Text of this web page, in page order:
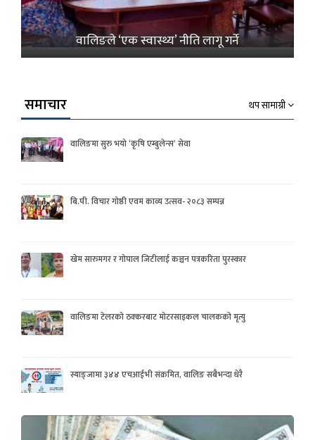
वालिङले ‘एक स्वास्थ्य’ नीति लागू गर्ने
समाचार थप सामाग्री
वालिङमा सुरु भयो ‘कृषि एम्बुलेन्स’ सेवा
बि.पी. विचार गोष्ठी एवम काव्य उत्सव- २०८३ सम्पन्न
खेम सारुमगर र गोपाल जिटीलाई कञ्चन पत्रकरिता पुरस्कार
वालिङमा टेलरको ठक्करबाट मोटरसाइकल चालकको मृत्यु
स्याङ्जामा ३४४ एचआईभी संक्रमित, वालिङ सबैभन्दा धेरै